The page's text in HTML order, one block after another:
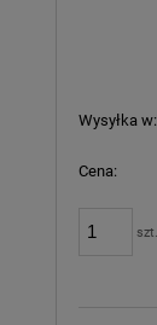
Wysyłka w:
Cena:
szt.